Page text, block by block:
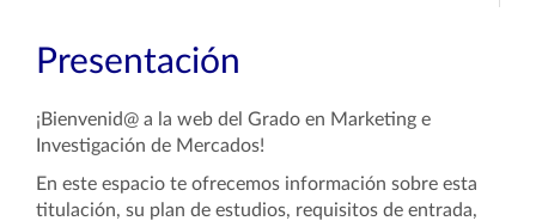
Presentación
¡Bienvenid@ a la web del Grado en Marketing e
Investigación de Mercados!
En este espacio te ofrecemos información sobre esta
titulación, su plan de estudios, requisitos de entrada,